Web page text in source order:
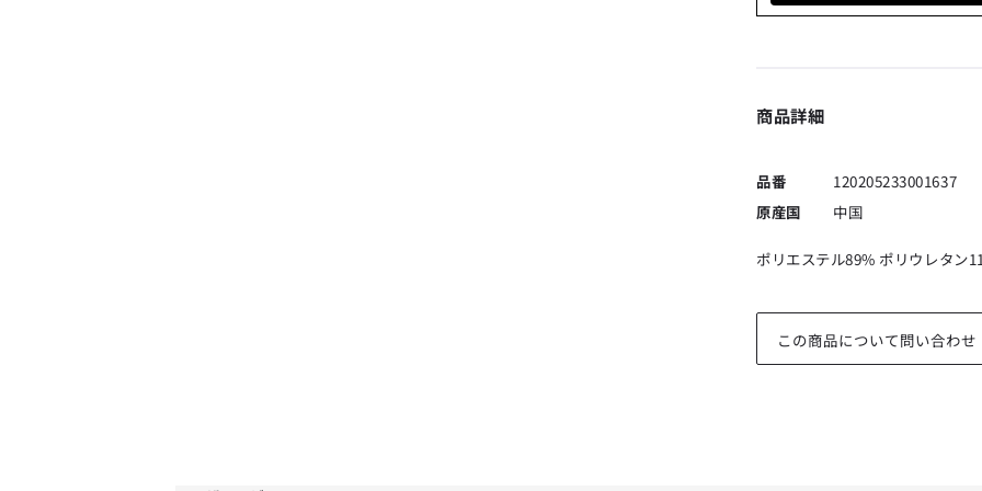
商品詳細
品番
120205233001637
原産国
中国
ポリエステル89% ポリウレタン
この商品について問い合わせ